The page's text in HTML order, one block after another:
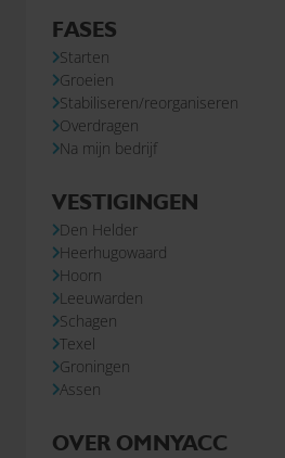
FASES
Starten
Groeien
Stabiliseren/reorganiseren
Overdragen
Na mijn bedrijf
VESTIGINGEN
Den Helder
Heerhugowaard
Hoorn
Leeuwarden
Schagen
Texel
Groningen
Assen
OVER OMNYACC